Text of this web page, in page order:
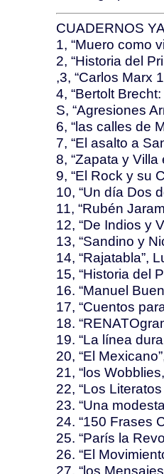
CUADERNOS
1, “Muero como
2, “Historia del
,3, “Carlos Marx
4, “Bertolt
S, “Agresiones
6, “las calles de
7, “El asalto a
8, “Zapata y
9, “El Rock y su
10, “Un día Dos
11, “Rubén
12, “De Indios y
13, “Sandino y
14, “Rajatabla”,
15, “Historia del
16. “Manuel
17, “Cuentos
18.
19. “La línea
20, “El
21, “los
22, “Los
23. “Una
24. “150 Frases
25. “París la
26. “El
27. “los